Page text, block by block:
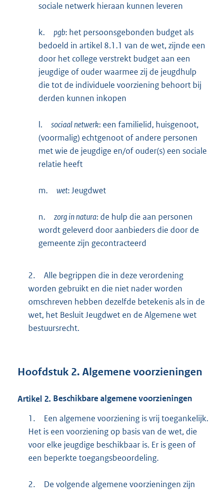
sociale netwerk hieraan kunnen leveren
k. pgb: het persoonsgebonden budget als
bedoeld in artikel 8.1.1 van de wet, zijnde een
door het college verstrekt budget aan een
jeugdige of ouder waarmee zij de jeugdhulp
die tot de individuele voorziening behoort bij
derden kunnen inkopen
l. sociaal netwerk: een familielid, huisgenoot,
(voormalig) echtgenoot of andere personen
met wie de jeugdige en/of ouder(s) een sociale
relatie heeft
m. wet: Jeugdwet
n. zorg in natura: de hulp die aan personen
wordt geleverd door aanbieders die door de
gemeente zijn gecontracteerd
2.
Alle begrippen die in deze verordening
worden gebruikt en die niet nader worden
omschreven hebben dezelfde betekenis als in de
wet, het Besluit Jeugdwet en de Algemene wet
bestuursrecht.
Hoofdstuk 2. Algemene voorzieningen
Artikel 2. Beschikbare algemene voorzieningen
1.
Een algemene voorziening is vrij toegankelijk.
Het is een voorziening op basis van de wet, die
voor elke jeugdige beschikbaar is. Er is geen of
een beperkte toegangsbeoordeling.
2.
De volgende algemene voorzieningen zijn